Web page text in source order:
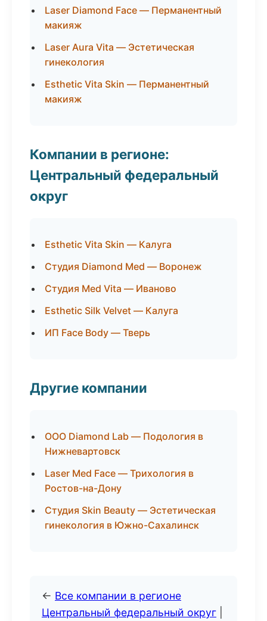
Laser Diamond Face — Перманентный
макияж
Laser Aura Vita — Эстетическая
гинекология
Esthetic Vita Skin — Перманентный
макияж
Компании в регионе:
Центральный федеральный
округ
Esthetic Vita Skin — Калуга
Студия Diamond Med — Воронеж
Студия Med Vita — Иваново
Esthetic Silk Velvet — Калуга
ИП Face Body — Тверь
Другие компании
ООО Diamond Lab — Подология в
Нижневартовск
Laser Med Face — Трихология в
Ростов-на-Дону
Студия Skin Beauty — Эстетическая
гинекология в Южно-Сахалинск
← Все компании в регионе
Центральный федеральный округ